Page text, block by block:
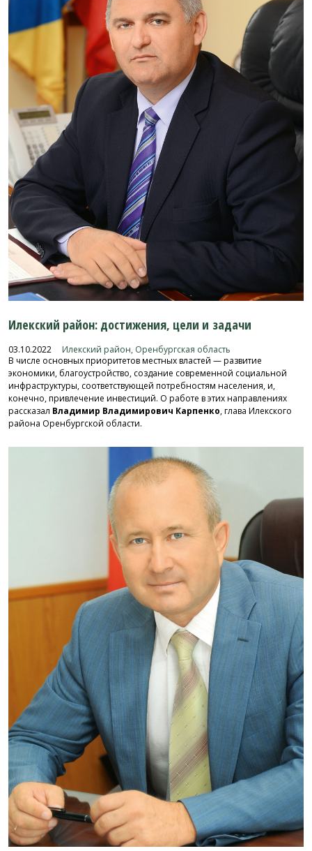
Илекский район: достижения, цели и задачи
03.10.2022 Илекский район, Оренбургская область
В числе основных приоритетов местных властей — развитие
экономики, благоустройство, создание современной социальной
инфраструктуры, соответствующей потребностям населения, и,
конечно, привлечение инвестиций. О работе в этих направлениях
рассказал Владимир Владимирович Карпенко, глава Илекского
района Оренбургской области.